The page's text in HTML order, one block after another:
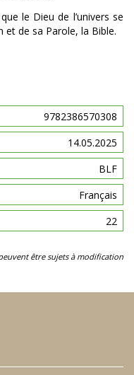
le Dieu de l’univers se
et de sa Parole, la Bible.
9782386570308
14.05.2025
BLF
Français
22
être sujets à modification